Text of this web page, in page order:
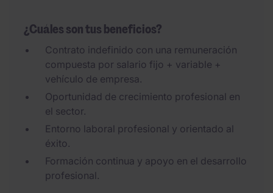
¿Cuáles son tus beneficios?
Contrato indefinido con una remuneración
compuesta por salario fijo + variable +
vehículo de empresa.
Oportunidad de crecimiento profesional en
el sector.
Entorno laboral profesional y orientado al
éxito.
Formación continua y apoyo en el desarrollo
profesional.